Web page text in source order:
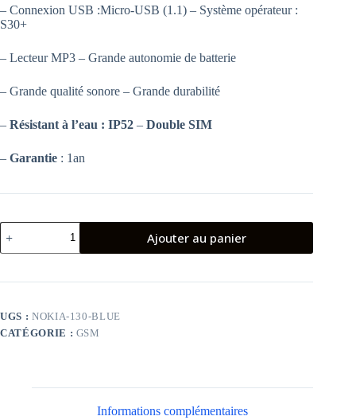
– Connexion USB :Micro-USB (1.1) – Système opérateur :
S30+
– Lecteur MP3 – Grande autonomie de batterie
– Grande qualité sonore – Grande durabilité
– Résistant à l’eau : IP52 – Double SIM
– Garantie : 1an
quantité
de
TÉLÉPHONE
NOKIA
Ajouter au panier
UGS : NOKIA-130-BLUE
CATÉGORIE : GSM
Informations complémentaires